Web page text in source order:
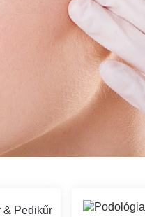
& Pedikűr